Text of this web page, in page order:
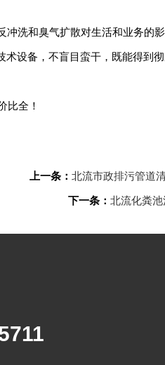
洗和臭气扩散对生活和业务的影
设备，不盲目蛮干，既能得到
比全！
上一条： 北流市政排污管道
下一条： 北流化粪